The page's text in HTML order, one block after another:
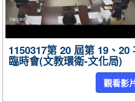
1150317第 20 屆第 19、20
臨時會(文教環衛-文化局)
觀看影